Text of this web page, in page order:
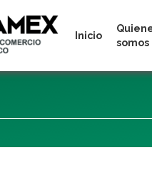
Inicio
somos